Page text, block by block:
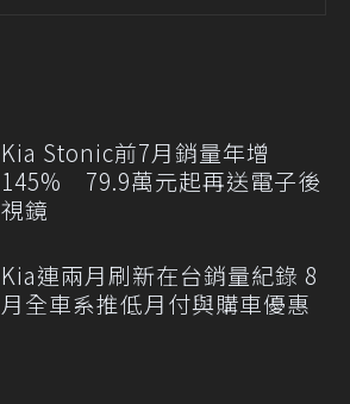
Kia Stonic前7月銷量年增
145% 79.9萬元起再送電子後
視鏡
Kia連兩月刷新在台銷量紀錄 8
月全車系推低月付與購車優惠